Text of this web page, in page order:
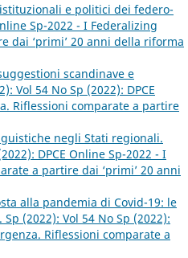
e politici dei federo-
Sp-2022 - I Federalizing
dai ‘primi’ 20 anni della riforma
scandinave e
Vol 54 No Sp (2022): DPCE
Riflessioni comparate a partire
negli Stati regionali.
DPCE Online Sp-2022 - I
a partire dai ‘primi’ 20 anni
alla pandemia di Covid-19: le
Sp (2022): Vol 54 No Sp (2022):
Riflessioni comparate a